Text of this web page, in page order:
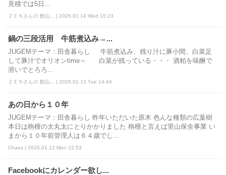
見積では5日...
ＺＥＮさんの 館山... | 2026.01.14 Wed 15:23
鍋の三段活用 牛筋煮込み→...
JUGEMテーマ：田舎暮らし 牛筋煮込み、残り汁に豚小間、白菜足
して豚汁でオリオンtime～ 白菜が残っている・・・ 酒粕を味醂で
溶いでとろろ...
ＺＥＮさんの 館山... | 2026.01.13 Tue 14:44
あの日から１０年
JUGEMテーマ：田舎暮らし 昨年いただいた原木 色んな種類の広葉樹
本日は栴檀の太丸太にとりかかりました 栴檀と言えば里山保全事業 い
まから１０年前管理人は６４歳でし...
Chaos | 2026.01.12 Mon 22:53
Facebookにカレンダー欲し...